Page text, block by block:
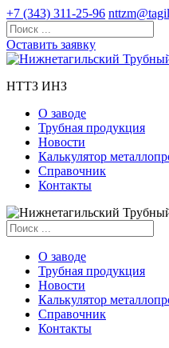
+7 (343) 311-25-96
Оставить заявку
НТТЗ ИНЗ
О заводе
Трубная продукция
Новости
Калькулятор
Справочник
Контакты
О заводе
Трубная продукция
Новости
Калькулятор
Справочник
Контакты